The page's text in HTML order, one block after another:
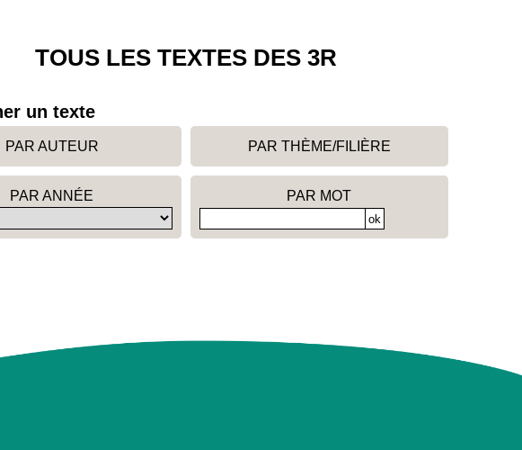
TOUS LES TEXTES DES 3R
un texte
PAR AUTEUR PAR THÈME/FILIÈRE
PAR ANNÉE PAR MOT